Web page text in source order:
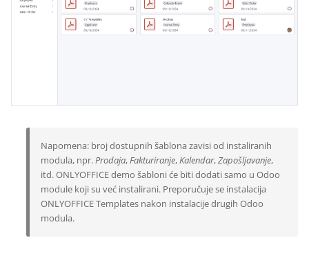
Napomena: broj dostupnih šablona zavisi od instaliranih
modula, npr.Prodaja,Fakturiranje,Kalendar,Zapošljavanje,
itd. ONLYOFFICE demo šabloni će biti dodati samo u Odoo
module koji su već instalirani. Preporučuje se instalacija
ONLYOFFICE Templates nakon instalacije drugih Odoo
modula.